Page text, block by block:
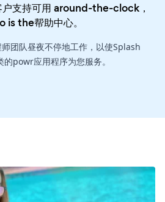
支持可用 around-the-clock，
is the帮助中心。
团队昼夜不停地工作，以使Splash
powr应用程序为您服务。